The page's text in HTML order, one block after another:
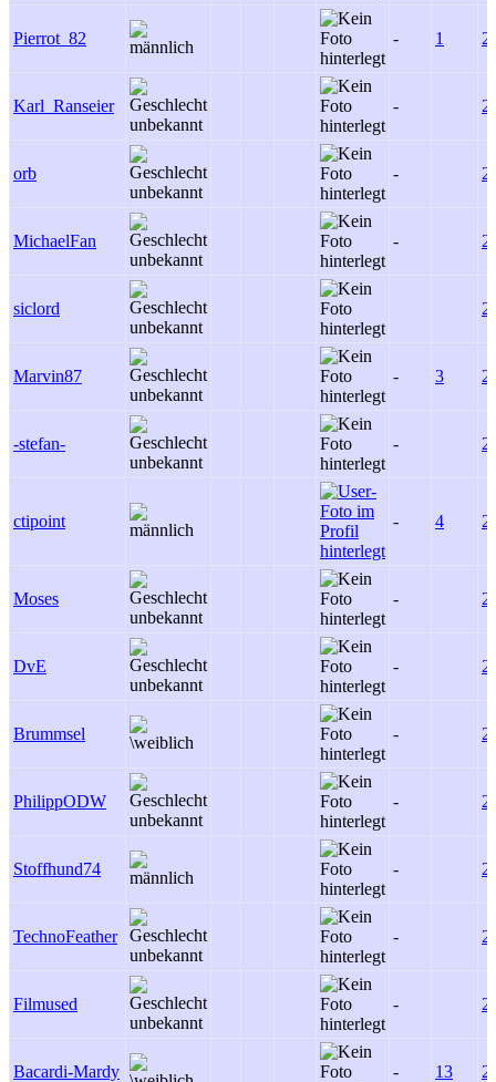
Pierrot_82 - 1 2
Karl_Ranseier - 2
orb - 2
MichaelFan - 2
siclord 2
Marvin87 - 3 2
-stefan- - 2
ctipoint - 4 2
Moses - 2
DvE - 2
Brummsel - 2
PhilippODW - 2
Stoffhund74 - 2
TechnoFeather - 2
Filmused - 2
Bacardi-Mardy - 13 2